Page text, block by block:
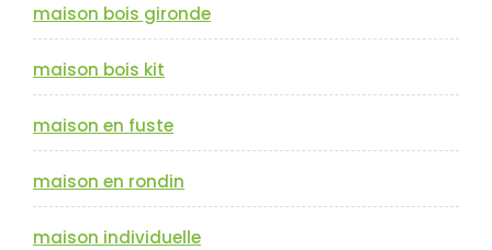
maison bois gironde
maison bois kit
maison en fuste
maison en rondin
maison individuelle